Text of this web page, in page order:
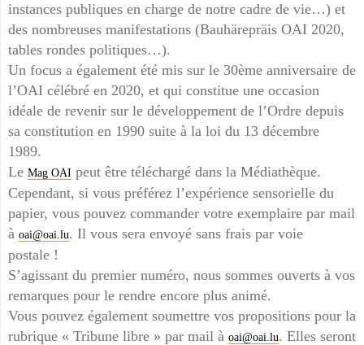
instances publiques en charge de notre cadre de vie…) et
des nombreuses manifestations (Bauhärepräis OAI 2020,
tables rondes politiques…).
Un focus a également été mis sur le 30ème anniversaire de
l’OAI célébré en 2020, et qui constitue une occasion
idéale de revenir sur le développement de l’Ordre depuis
sa constitution en 1990 suite à la loi du 13 décembre
1989.
Le Mag OAI peut être téléchargé dans la Médiathèque.
Cependant, si vous préférez l’expérience sensorielle du
papier, vous pouvez commander votre exemplaire par mail
à oai@oai.lu. Il vous sera envoyé sans frais par voie
postale !
S’agissant du premier numéro, nous sommes ouverts à vos
remarques pour le rendre encore plus animé.
Vous pouvez également soumettre vos propositions pour la
rubrique « Tribune libre » par mail à oai@oai.lu. Elles seront